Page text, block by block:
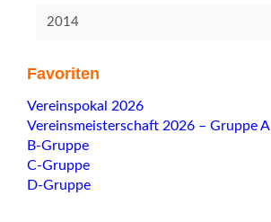
2014
Favoriten
Navigation
überspringen
Vereinspokal 2026
Vereinsmeisterschaft 2026 – Gruppe A
B-Gruppe
C-Gruppe
D-Gruppe